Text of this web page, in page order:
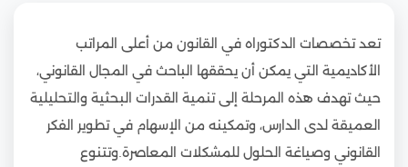
تعد تخصصات الدكتوراه في القانون من أعلى المراتب
الأكاديمية التي يمكن أن يحققها الباحث في المجال القانوني،
حيث تهدف هذه المرحلة إلى تنمية القدرات البحثية والتحليلية
العميقة لدى الدارس، وتمكينه من الإسهام في تطوير الفكر
القانوني وصياغة الحلول للمشكلات المعاصرة.وتتنوع